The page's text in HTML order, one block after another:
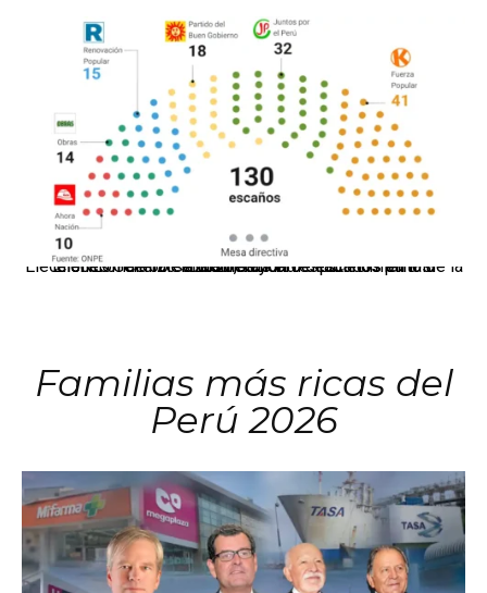
El JNE oficializó la distribución de escaños para la elección de 60 senadores y 130 diputados en las Elecciones Generales 2026, tras el restablecimiento de la Bicameralidad.
Familias más ricas del
Perú 2026